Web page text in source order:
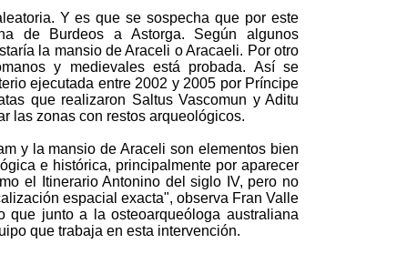
Y es que se sospecha que por este
de Burdeos a Astorga. Según algunos
la mansio de Araceli o Aracaeli. Por otro
y medievales está probada. Así se
ejecutada entre 2002 y 2005 por Príncipe
que realizaron Saltus Vascomun y Aditu
las zonas con restos arqueológicos.
y la mansio de Araceli son elementos bien
e histórica, principalmente por aparecer
el Itinerario Antonino del siglo IV, pero no
espacial exacta", observa Fran Valle
que junto a la osteoarqueóloga australiana
que trabaja en esta intervención.